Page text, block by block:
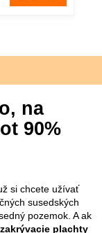
na
90%
si chcete užívať
susedských
pozemok. A ak
zakrývacie plachty